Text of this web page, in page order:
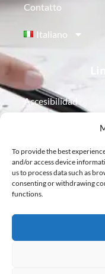
To provide the best
and/or access device
us to process data such as
consenting or withdrawing
functions.
Contatto
Italiano
Accesibilidad
Política de Cookies
Política de